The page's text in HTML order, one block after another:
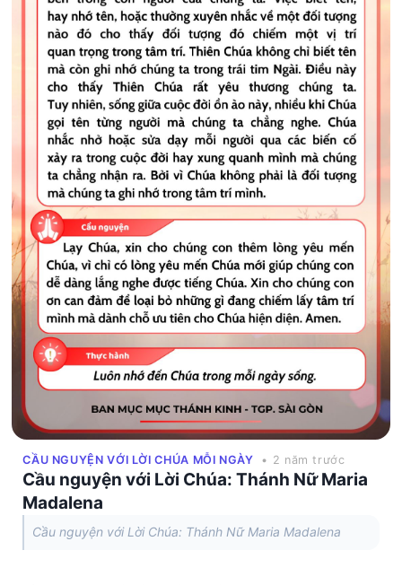
CẦU NGUYỆN VỚI LỜI CHÚA MỖI NGÀY • 2 năm trước
Cầu nguyện với Lời Chúa: Thánh Nữ Maria
Madalena
Cầu nguyện với Lời Chúa: Thánh Nữ Maria Madalena